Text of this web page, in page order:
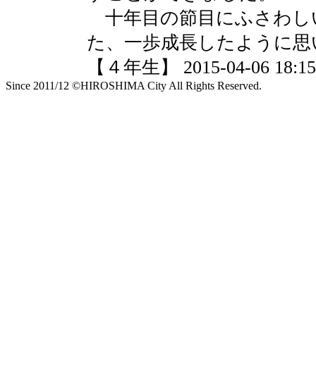
十年目の節目にふさわ
た、一歩成長したように
【４年生】 2015-04-06
Since 2011/12 ©HIROSHIMA City All Rights Reserved.